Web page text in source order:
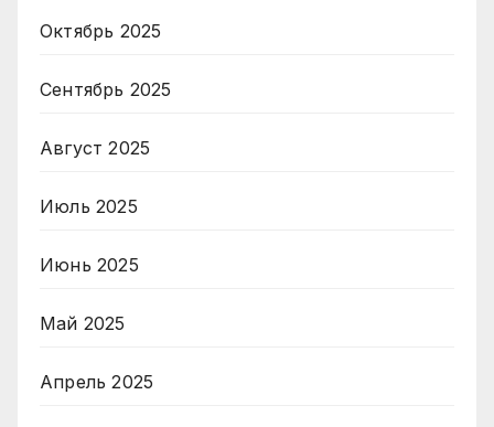
Октябрь 2025
Сентябрь 2025
Август 2025
Июль 2025
Июнь 2025
Май 2025
Апрель 2025